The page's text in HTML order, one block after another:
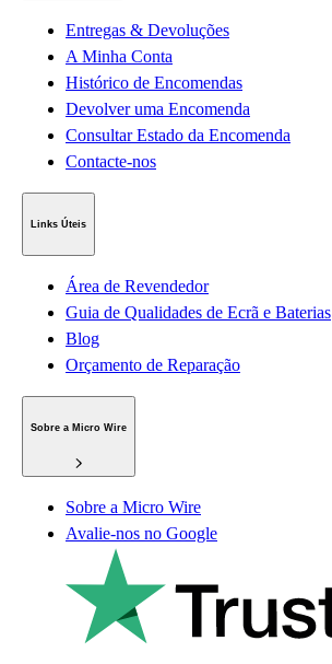
Entregas & Devoluções
A Minha Conta
Histórico de Encomendas
Devolver uma Encomenda
Consultar Estado da Encomenda
Contacte-nos
Links Úteis
Área de Revendedor
Guia de Qualidades de Ecrã e Baterias
Blog
Orçamento de Reparação
Sobre a Micro Wire
Sobre a Micro Wire
Avalie-nos no Google